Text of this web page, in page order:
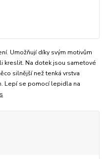
Umožňují díky svým motivům
kreslit. Na dotek jsou sametové
silnější než tenká vrstva
Lepí se pomocí lepidla na